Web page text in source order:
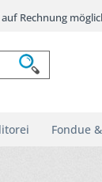
Rechnung
Fondue